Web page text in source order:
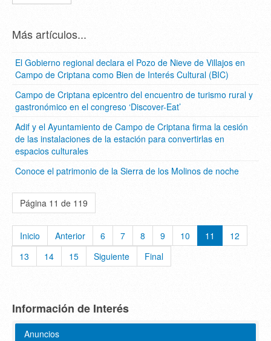
Más artículos...
El Gobierno regional declara el Pozo de Nieve de Villajos en
Campo de Criptana como Bien de Interés Cultural (BIC)
Campo de Criptana epicentro del encuentro de turismo rural y
gastronómico en el congreso ‘Discover-Eat’
Adif y el Ayuntamiento de Campo de Criptana firma la cesión
de las instalaciones de la estación para convertirlas en
espacios culturales
Conoce el patrimonio de la Sierra de los Molinos de noche
Página 11 de 119
Inicio Anterior 6 7 8 9 10 11
12
13
14 15 Siguiente Final
Información de Interés
Anuncios